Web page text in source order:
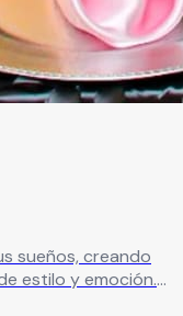
sueños, creando
estilo y emoción.